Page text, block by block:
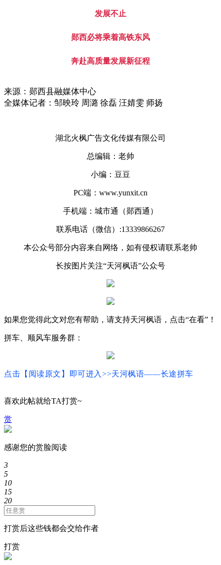
发展不止
郧西必将乘着高铁东风
奔赴高质量发展新征程
来源：郧西县融媒体中心
全媒体记者：邹映玲 周潞 徐磊 汪婧雯 师扬
湖北火枫广告文化传媒有限公司
总编辑：老帅
小编：豆豆
PC端：www.yunxit.cn
手机端：城市通（郧西通）
联系电话（微信）:13339866267
本公众号部分内容来自网络，如有侵权请联系老帅
长按图片关注“天河枫语”公众号
如果您觉得此文对您有帮助，请支持天河枫语，点击“在看”！
拼车、顺风车服务群：
点击【阅读原文】即可进入 >>天河枫语——长途拼车
喜欢此帖就给TA打赏~
赏
感谢您的赏脸阅读
3
5
10
15
20
打赏后这些钱都会交给作者
打赏